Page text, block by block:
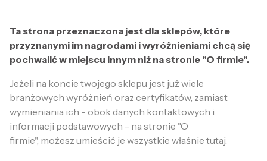
Ta strona przeznaczona jest dla sklepów, które
przyznanymi im nagrodami i wyróżnieniami chcą się
pochwalić w miejscu innym niż na stronie "O firmie".
Jeżeli na koncie twojego sklepu jest już wiele
branżowych wyróżnień oraz certyfikatów, zamiast
wymieniania ich - obok danych kontaktowych i
informacji podstawowych - na stronie "O
firmie", możesz umieścić je wszystkie właśnie tutaj.